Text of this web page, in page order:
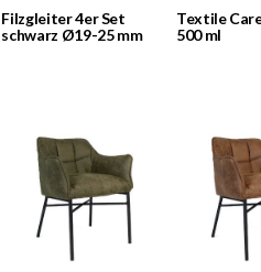
Filzgleiter 4er Set
schwarz Ø19-25 mm
Textile
500 ml